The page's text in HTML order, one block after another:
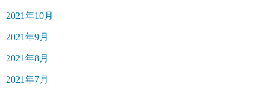
2021年10月
2021年9月
2021年8月
2021年7月